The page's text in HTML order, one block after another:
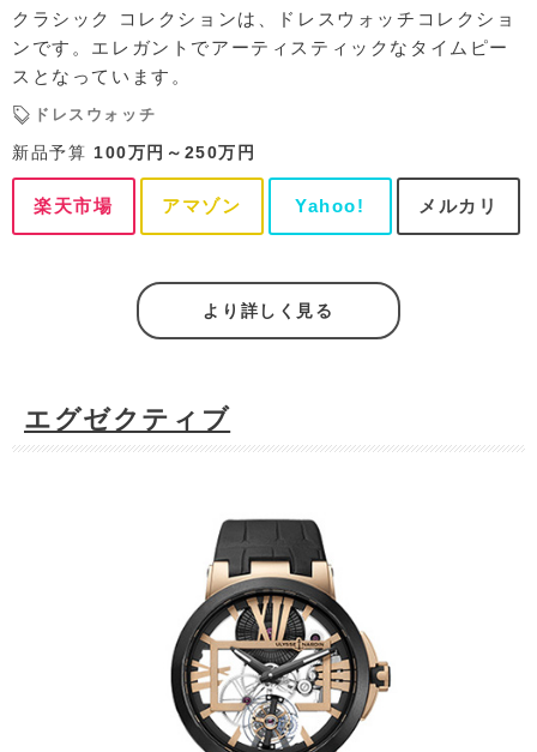
クラシック コレクションは、ドレスウォッチコレクショ
ンです。エレガントでアーティスティックなタイムピー
スとなっています。
ドレスウォッチ
新品予算 100万円～250万円
楽天市場 アマゾン Yahoo! メルカリ
より詳しく見る
エグゼクティブ